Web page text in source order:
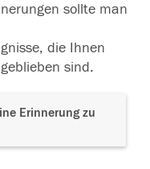
sollte man
die Ihnen
sind.
Erinnerung zu